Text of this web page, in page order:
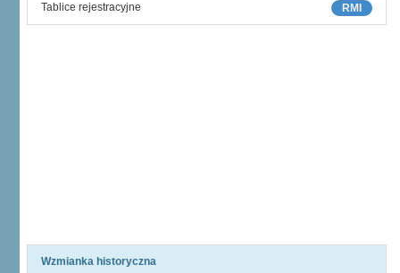
RMI
Tablice rejestracyjne
Wzmianka historyczna